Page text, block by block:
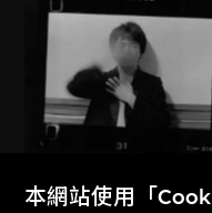
本網站使用「